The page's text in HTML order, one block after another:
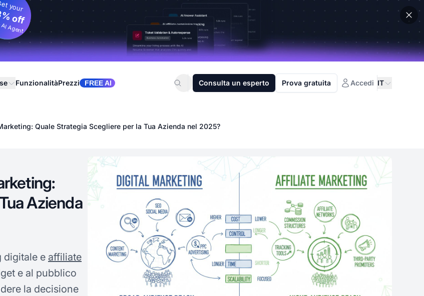
your
off
Agent
FunzionalitàPrezzi FREE AI Consulta un esperto Prova gratuita Accedi IT
Quale Strategia Scegliere per la Tua Azienda nel 2025?
Azienda
digitale e affiliate
e al pubblico
la decisione